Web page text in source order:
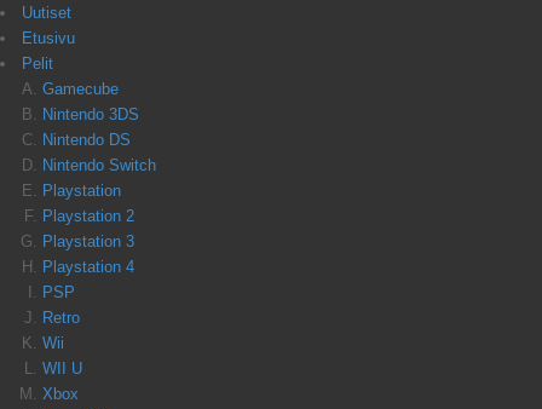
Uutiset
Etusivu
Pelit
Gamecube
Nintendo 3DS
Nintendo DS
Nintendo Switch
Playstation
Playstation 2
Playstation 3
Playstation 4
PSP
Retro
Wii
WII U
Xbox